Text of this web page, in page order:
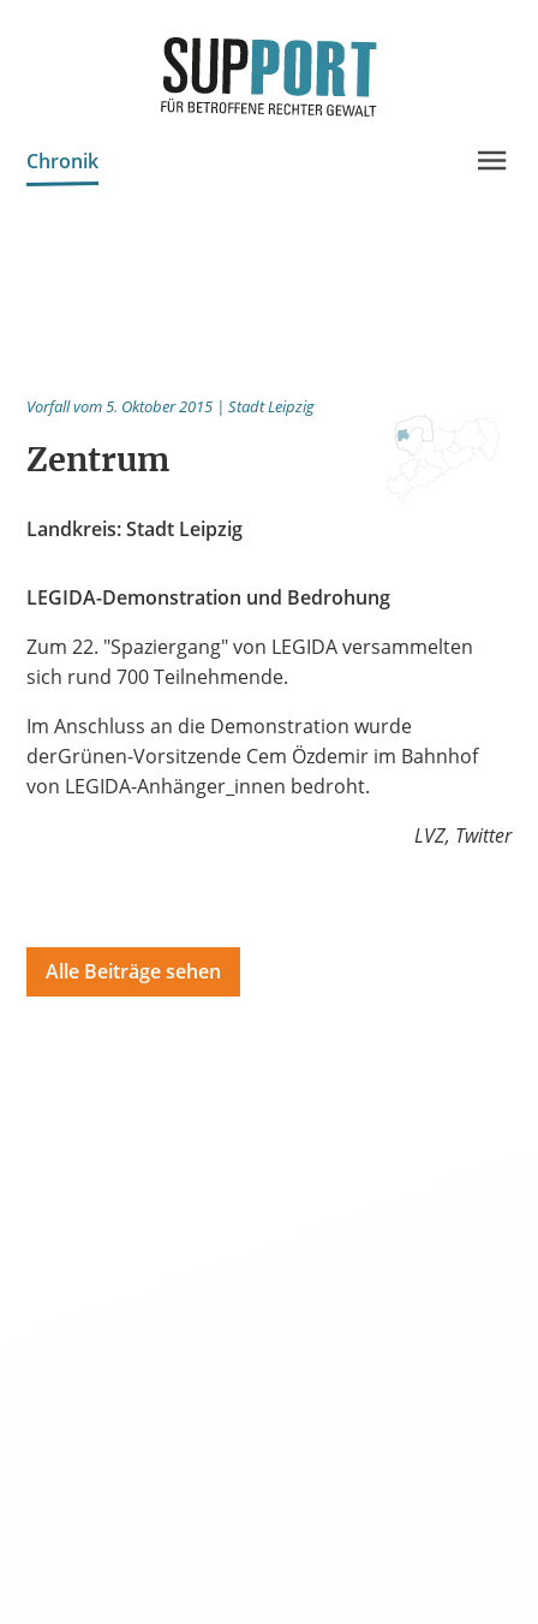
Chronik
Publikationen
Bildungsangebote
Deutsch العربية Český
Italiano
Kurdí فارسی Polski
Português
Русский
Español ትግርኛ Türkçe
Vorfall vom 5. Oktober 2015 | Stadt Leipzig
Zentrum
Landkreis: Stadt Leipzig
LEGIDA-Demonstration und Bedrohung
Zum 22. "Spaziergang" von LEGIDA versammelten
sich rund 700 Teilnehmende.
Im Anschluss an die Demonstration wurde
derGrünen-Vorsitzende Cem Özdemir im Bahnhof
von LEGIDA-Anhänger_innen bedroht.
LVZ, Twitter
Alle Beiträge sehen